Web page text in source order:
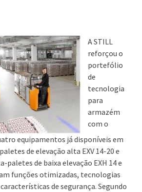
A STILL
reforçou o
portefólio
de
tecnologia
para
armazém
com o
equipamentos já disponíveis em
de elevação alta EXV 14-20 e
paletes de baixa elevação EXH 14 e
funções otimizadas, tecnologias
de segurança. Segundo